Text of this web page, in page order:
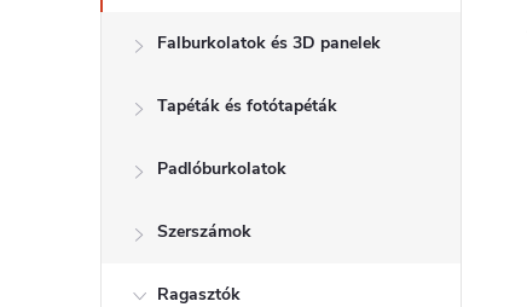
Falburkolatok és 3D panelek
Tapéták és fotótapéták
Padlóburkolatok
Szerszámok
Ragasztók